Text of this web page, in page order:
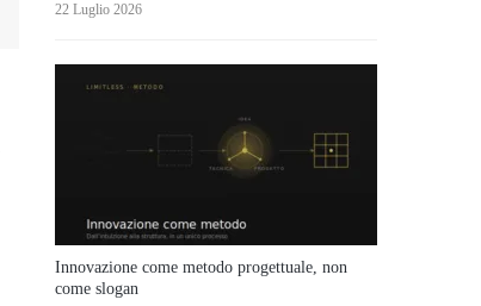
22 Luglio 2026
Innovazione come metodo progettuale, non
come slogan